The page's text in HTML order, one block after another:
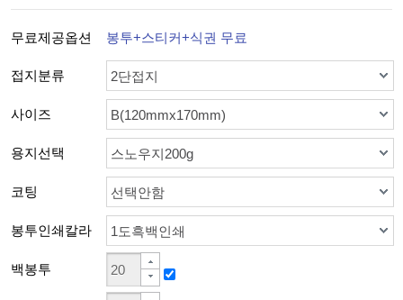
무료제공옵션 봉투+스티커+식권 무료
접지분류 2단접지
사이즈 B(120mmx170mm)
용지선택 스노우지200g
코팅 선택안함
봉투인쇄칼라 1도흑백인쇄
백봉투